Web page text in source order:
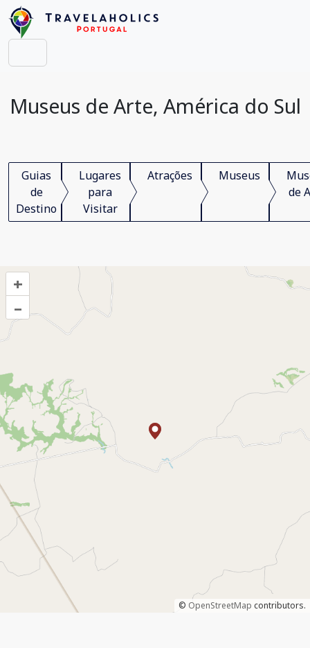
Museus de Arte, América do Sul
Guias
de
Destino
Lugares
para
Visitar
Atrações Museus
de
+
–
© OpenStreetMap contributors.